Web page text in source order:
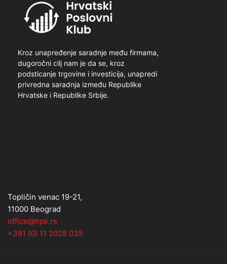
Kroz unapređenje saradnje među firmama,
dugoročni cilj nam je da se, kroz
podsticanje trgovine i investicija, unapredi
privredna saradnja između Republike
Hrvatske i Republike Srbije.
Topličin venac 19-21,
11000 Beograd
office@hpk.rs
+381 (0) 11 2028 035